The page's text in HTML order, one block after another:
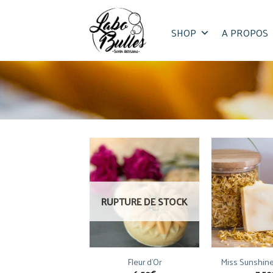
SHOP A PROPOS
RUPTURE DE STOCK
Fleur d’Or Miss